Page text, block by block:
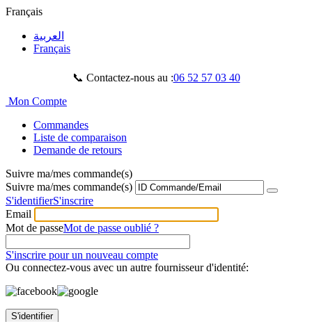
Français
العربية
Français
📞 Contactez-nous au :06 52 57 03 40
Mon Compte
Commandes
Liste de comparaison
Demande de retours
Suivre ma/mes commande(s)
Suivre ma/mes commande(s)
S'identifierS'inscrire
Email
Mot de passeMot de passe oublié ?
S'inscrire pour un nouveau compte
Ou connectez-vous avec un autre fournisseur d'identité:
S'identifier